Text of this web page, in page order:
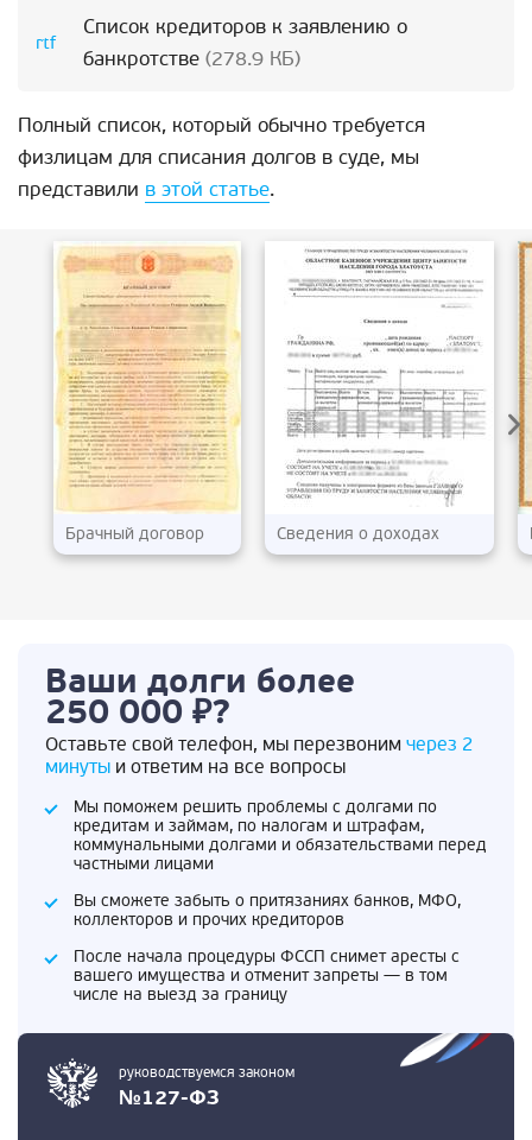
Список кредиторов к заявлению о
банкротстве (278.9 КБ)
Полный список, который обычно требуется
физлицам для списания долгов в суде, мы
представили в этой статье.
Брачный договор Сведения о доходах
руководствуемся законом
№127-ФЗ
Ваши долги более
250 000 ₽?
Оставьте свой телефон, мы перезвоним через 2
минуты и ответим на все вопросы
Мы поможем решить проблемы с долгами по
кредитам и займам, по налогам и штрафам,
коммунальными долгами и обязательствами перед
частными лицами
Вы сможете забыть о притязаниях банков, МФО,
коллекторов и прочих кредиторов
После начала процедуры ФССП снимет аресты с
вашего имущества и отменит запреты — в том
числе на выезд за границу